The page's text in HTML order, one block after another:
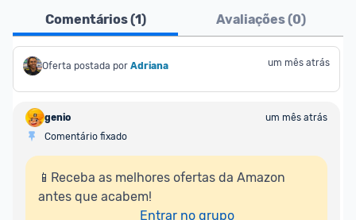
Comentários (1) Avaliações (0)
Oferta postada por Adriana um mês atrás
genio
um mês atrás
Comentário fixado
📱Receba as melhores ofertas da Amazon
antes que acabem!
Entrar no grupo